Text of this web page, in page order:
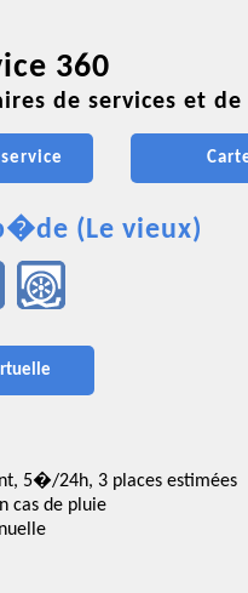
360
de services et
(Le vieux)
5�/24h, 3 places estimées
cas de pluie